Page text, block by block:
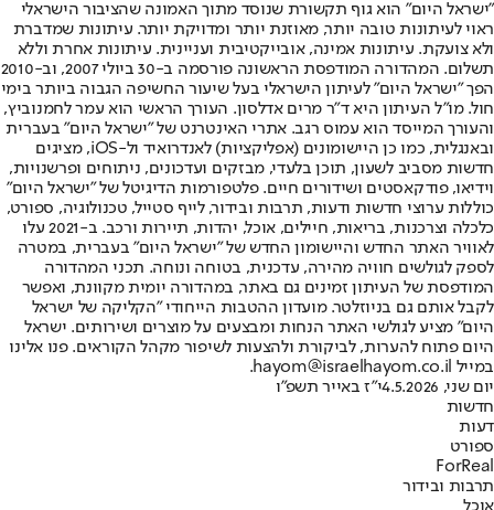
"ישראל היום" הוא גוף תקשורת שנוסד מתוך האמונה שהציבור הישראלי
ראוי לעיתונות טובה יותר, מאוזנת יותר ומדויקת יותר. עיתונות שמדברת
ולא צועקת. עיתונות אמינה, אובייקטיבית ועניינית. עיתונות אחרת וללא
תשלום. המהדורה המודפסת הראשונה פורסמה ב-30 ביולי 2007, וב-2010
הפך "ישראל היום" לעיתון הישראלי בעל שיעור החשיפה הגבוה ביותר בימי
חול. מו"ל העיתון היא ד"ר מרים אדלסון. העורך הראשי הוא עמר לחמנוביץ,
והעורך המייסד הוא עמוס רגב. אתרי האינטרנט של "ישראל היום" בעברית
ובאנגלית, כמו כן היישומונים (אפליקציות) לאנדרואיד ול-iOS, מציגים
חדשות מסביב לשעון, תוכן בלעדי, מבזקים ועדכונים, ניתוחים ופרשנויות,
וידיאו, פודקאסטים ושידורים חיים. פלטפורמות הדיגיטל של "ישראל היום"
כוללות ערוצי חדשות ודעות, תרבות ובידור, לייף סטייל, טכנולוגיה, ספורט,
כלכלה וצרכנות, בריאות, חיילים, אוכל, יהדות, תיירות ורכב. ב-2021 עלו
לאוויר האתר החדש והיישומון החדש של "ישראל היום" בעברית, במטרה
לספק לגולשים חוויה מהירה, עדכנית, בטוחה ונוחה. תכני המהדורה
המודפסת של העיתון זמינים גם באתר, במהדורה יומית מקוונת, ואפשר
לקבל אותם גם בניוזלטר. מועדון ההטבות הייחודי "הקליקה של ישראל
היום" מציע לגולשי האתר הנחות ומבצעים על מוצרים ושירותים. ישראל
היום פתוח להערות, לביקורת ולהצעות לשיפור מקהל הקוראים. פנו אלינו
במייל hayom@israelhayom.co.il.
יום שני, 4.5.2026
י"ז באייר תשפ"ו
חדשות
דעות
ספורט
ForReal
תרבות ובידור